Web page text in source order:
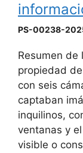
PS-00238-
Resumen de
propiedad
con seis
captaban
inquilinos,
ventanas y
visible o